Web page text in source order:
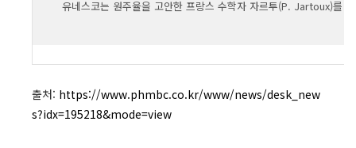
유네스코는 원주율을 고안한 프랑스 수학자 자르투(P. Jartoux)를
출처: https://www.phmbc.co.kr/www/news/desk_new
s?idx=195218&mode=view